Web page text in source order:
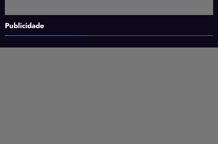
Publicidade